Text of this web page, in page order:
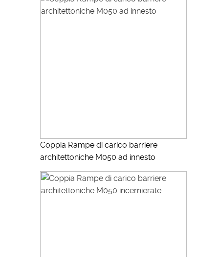
Coppia Rampe di carico barriere
architettoniche M050 ad innesto